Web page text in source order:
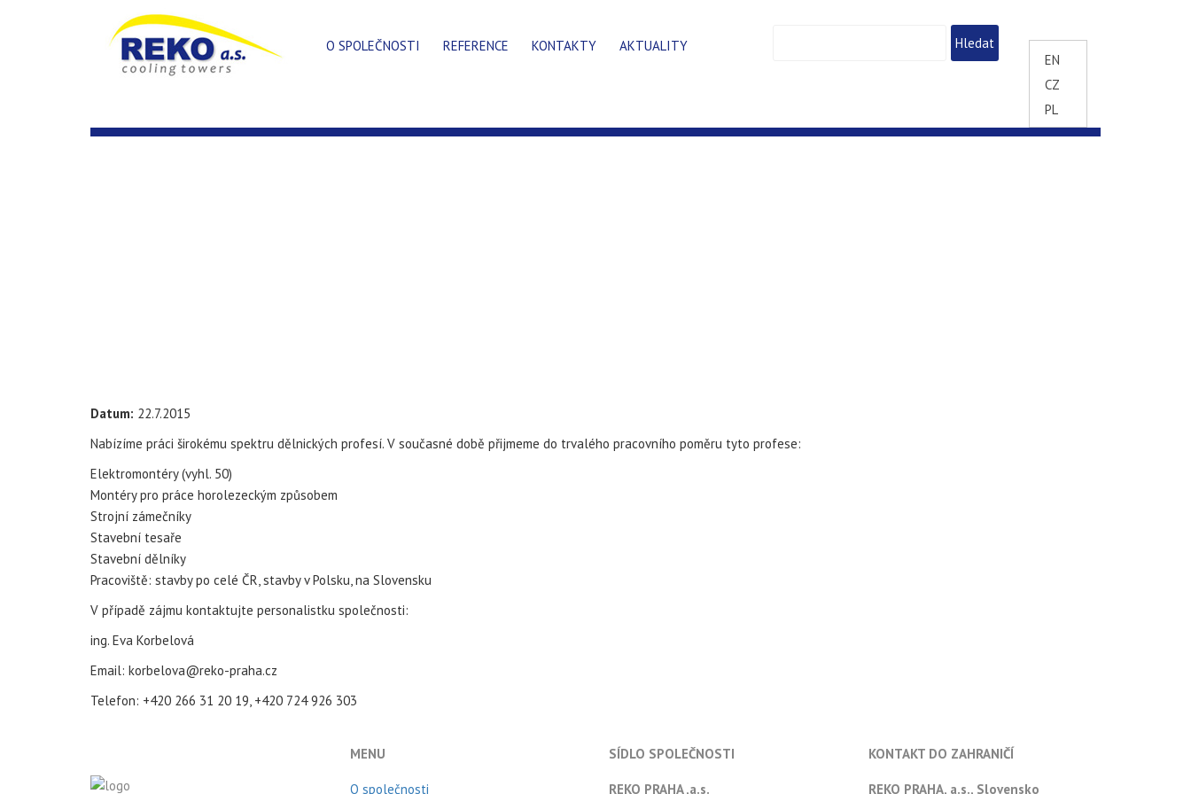
O SPOLEČNOSTI REFERENCE KONTAKTY
AKTUALITY
EN
CZ
PL
Datum: 22.7.2015
Nabízíme práci širokému spektru dělnických profesí. V současné době přijmeme do trvalého pracovního poměru tyto profese:
Elektromontéry (vyhl. 50)
Montéry pro práce horolezeckým způsobem
Strojní zámečníky
Stavební tesaře
Stavební dělníky
Pracoviště: stavby po celé ČR, stavby v Polsku, na Slovensku
V případě zájmu kontaktujte personalistku společnosti:
ing. Eva Korbelová
Email: korbelova@reko-praha.cz
Telefon: +420 266 31 20 19, +420 724 926 303
MENU
O společnosti
SÍDLO SPOLEČNOSTI
REKO PRAHA ,a.s.
KONTAKT DO ZAHRANIČÍ
REKO PRAHA, a.s., Slovensko